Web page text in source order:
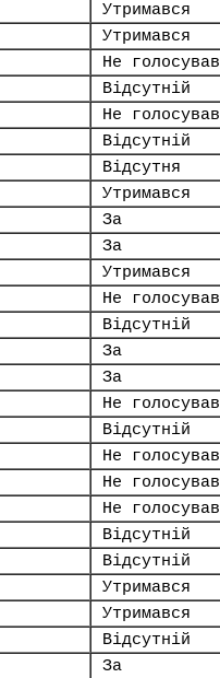
Утримався
Утримався
Не голосував
Відсутній
Не голосував
Відсутній
Відсутня
Утримався
За
За
Утримався
Не голосував
Відсутній
За
За
Не голосував
Відсутній
Не голосував
Не голосував
Не голосував
Відсутній
Відсутній
Утримався
Утримався
Відсутній
За